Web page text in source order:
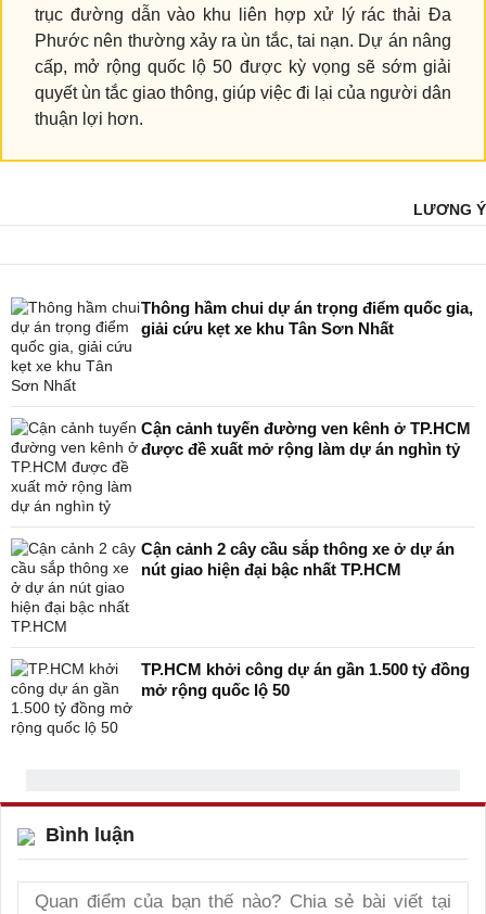
trục đường dẫn vào khu liên hợp xử lý rác thải Đa
Phước nên thường xảy ra ùn tắc, tai nạn. Dự án nâng
cấp, mở rộng quốc lộ 50 được kỳ vọng sẽ sớm giải
quyết ùn tắc giao thông, giúp việc đi lại của người dân
thuận lợi hơn.
LƯƠNG Ý
Thông hầm chui dự án trọng điểm quốc gia,
giải cứu kẹt xe khu Tân Sơn Nhất
Cận cảnh tuyến đường ven kênh ở TP.HCM
được đề xuất mở rộng làm dự án nghìn tỷ
Cận cảnh 2 cây cầu sắp thông xe ở dự án
nút giao hiện đại bậc nhất TP.HCM
TP.HCM khởi công dự án gần 1.500 tỷ đồng
mở rộng quốc lộ 50
Bình luận